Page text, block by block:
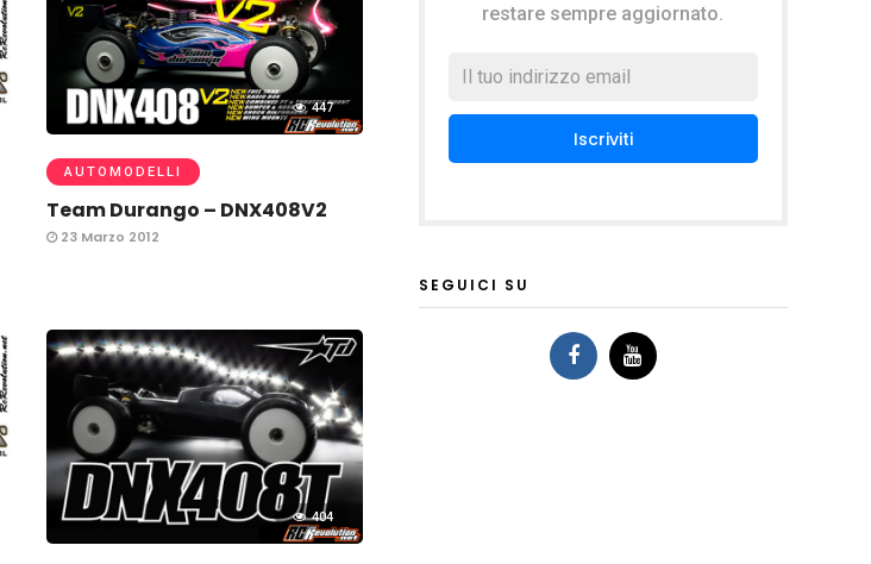
447
AUTOMODELLI
Team Durango – DNX408V2
23 Marzo 2012
404
restare sempre aggiornato.
SEGUICI SU